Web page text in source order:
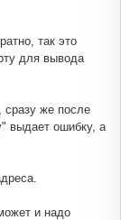
так это
для вывода
сразу же после
выдает ошибку, а
и надо